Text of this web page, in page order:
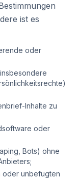
ist es
oder
Inhalte zu
oder
Bots) ohne
oder unbefugten